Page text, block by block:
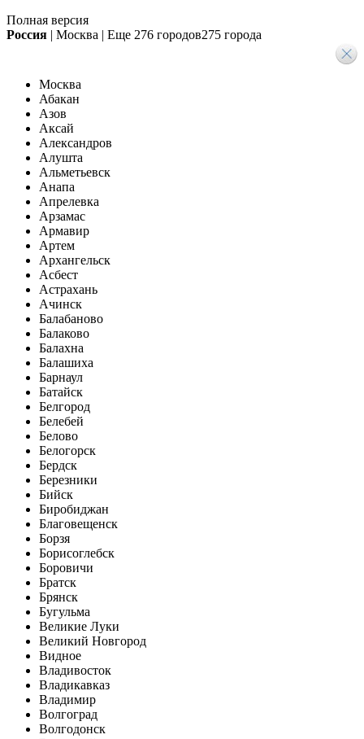
Полная версия
Россия | Москва | Еще 276 городов275 города
Москва
Абакан
Азов
Аксай
Александров
Алушта
Альметьевск
Анапа
Апрелевка
Арзамас
Армавир
Артем
Архангельск
Асбест
Астрахань
Ачинск
Балабаново
Балаково
Балахна
Балашиха
Барнаул
Батайск
Белгород
Белебей
Белово
Белогорск
Бердск
Березники
Бийск
Биробиджан
Благовещенск
Борзя
Борисоглебск
Боровичи
Братск
Брянск
Бугульма
Великие Луки
Великий Новгород
Видное
Владивосток
Владикавказ
Владимир
Волгоград
Волгодонск